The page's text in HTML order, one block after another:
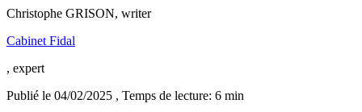
Christophe GRISON, writer
Cabinet Fidal
, expert
Publié le 04/02/2025 , Temps de lecture: 6 min